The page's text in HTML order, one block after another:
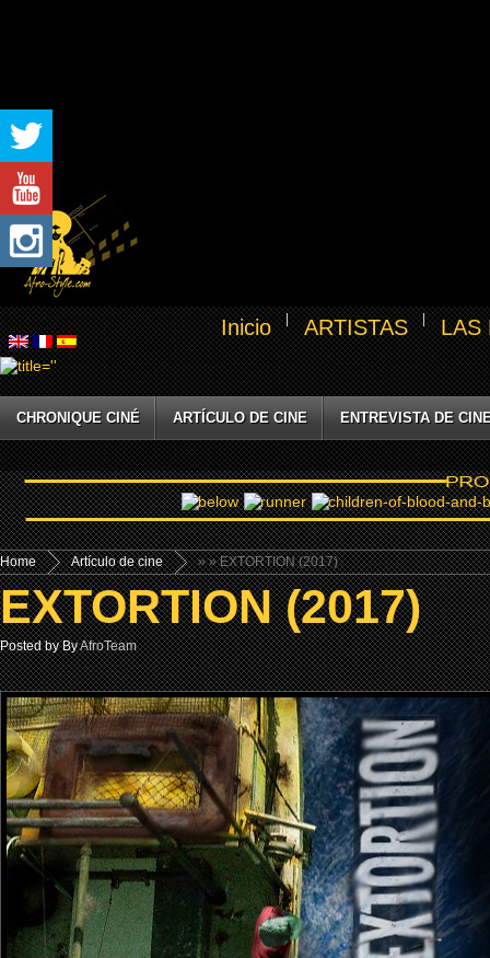
Inicio ARTISTAS LAS
CHRONIQUE CINÉ ARTÍCULO DE CINE ENTREVISTA DE
Home »
Artículo de cine » EXTORTION (2017)
EXTORTION (2017)
Posted by ByAfroTeam